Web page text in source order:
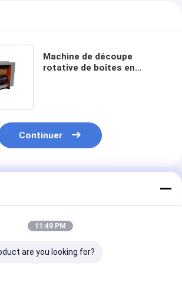
Machine de découpe
rotative de boîtes en
Continuer
11:49 PM
are you looking for?